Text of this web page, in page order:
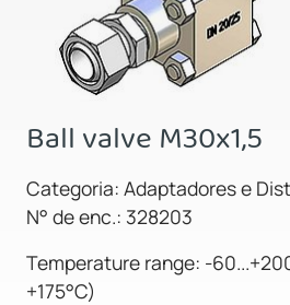
Ball valve M30x1,5
Categoria: Adaptadores e
N° de enc.: 328203
Temperature range: -
+175°C)